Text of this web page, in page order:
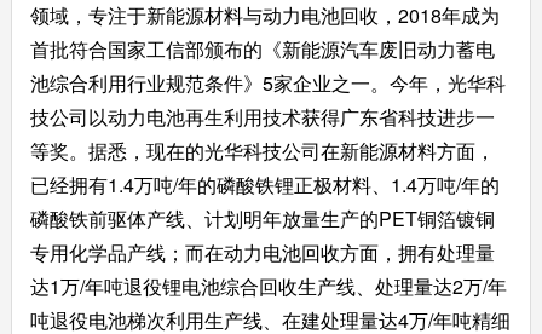
领域，专注于新能源材料与动力电池回收，2018年成为
首批符合国家工信部颁布的《新能源汽车废旧动力蓄电
池综合利用行业规范条件》5家企业之一。今年，光华科
技公司以动力电池再生利用技术获得广东省科技进步一
等奖。据悉，现在的光华科技公司在新能源材料方面，
已经拥有1.4万吨/年的磷酸铁锂正极材料、1.4万吨/年的
磷酸铁前驱体产线、计划明年放量生产的PET铜箔镀铜
专用化学品产线；而在动力电池回收方面，拥有处理量
达1万/年吨退役锂电池综合回收生产线、处理量达2万/年
吨退役电池梯次利用生产线、在建处理量达4万/年吨精细